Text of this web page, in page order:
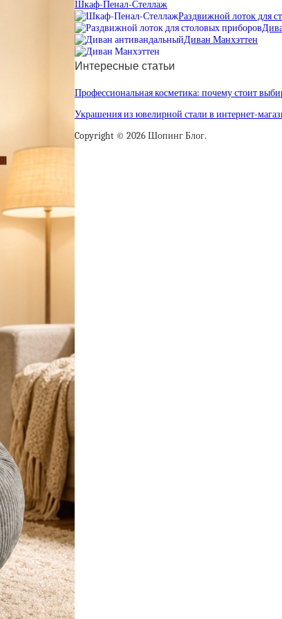
Шкаф-Пенал-Стеллаж
Раздвижной лоток для
Диван Манхэттен
Интересные статьи
Профессиональная косметика: почему стоит
Украшения из ювелирной стали в интернет-
Copyright © 2026 Шопинг Блог.